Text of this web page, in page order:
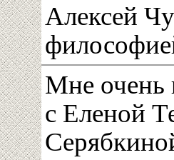
Алексей
Мне очень
с Еленой